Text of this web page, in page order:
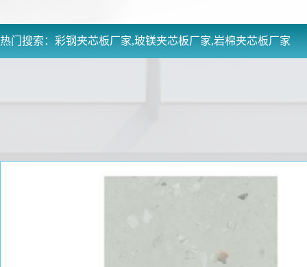
热门搜索： 彩钢夹芯板厂家,玻镁夹芯板厂家,岩棉夹芯板厂家